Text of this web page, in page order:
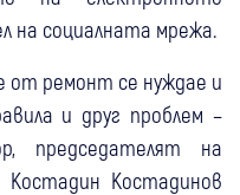
на социалната мрежа.
от ремонт се нуждае и
и друг проблем –
председателят на
Костадинов